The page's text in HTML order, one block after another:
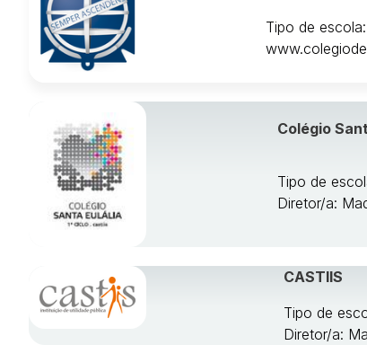
Tipo de
Colégio
Tipo de
Diretor/a:
CASTIIS
Tipo de
Diretor/a: